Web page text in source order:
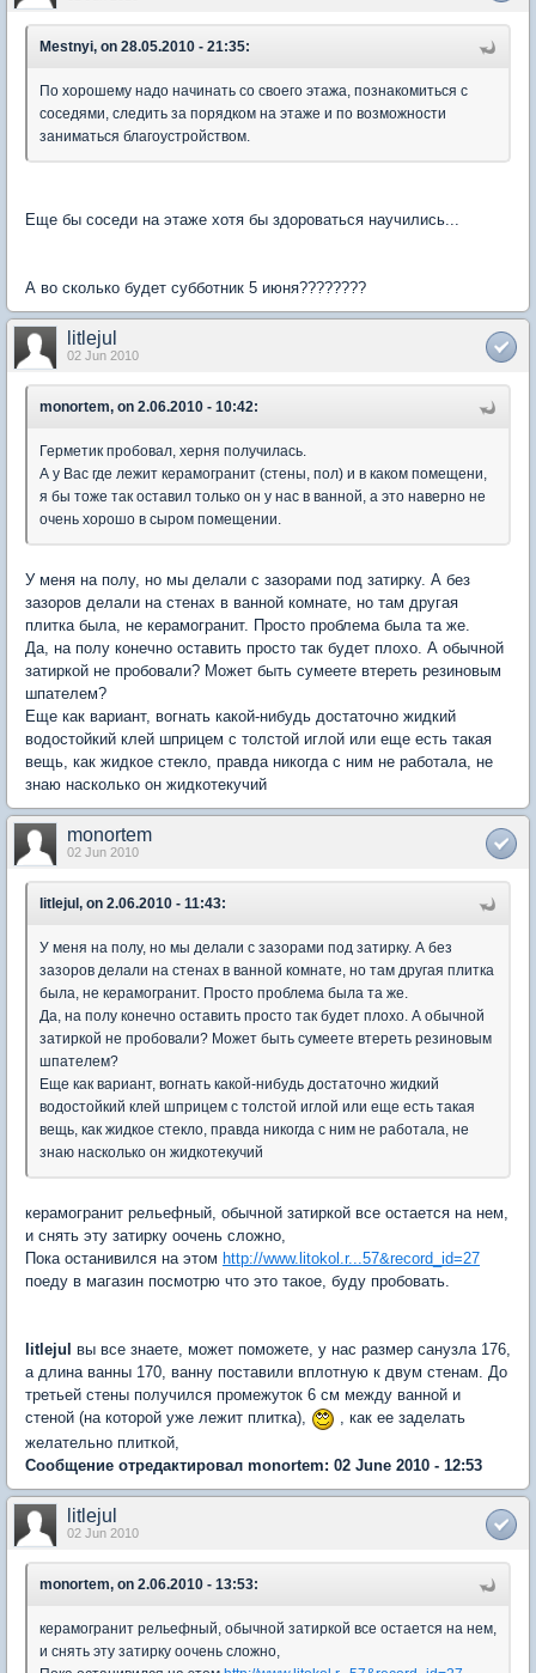
Mestnyi, on 28.05.2010 - 21:35:
По хорошему надо начинать со своего этажа, познакомиться с
соседями, следить за порядком на этаже и по возможности
заниматься благоустройством.
Еще бы соседи на этаже хотя бы здороваться научились...
А во сколько будет субботник 5 июня????????
litlejul
02 Jun 2010
monortem, on 2.06.2010 - 10:42:
Герметик пробовал, херня получилась.
А у Вас где лежит керамогранит (стены, пол) и в каком помещени,
я бы тоже так оставил только он у нас в ванной, а это наверно не
очень хорошо в сыром помещении.
У меня на полу, но мы делали с зазорами под затирку. А без
зазоров делали на стенах в ванной комнате, но там другая
плитка была, не керамогранит. Просто проблема была та же.
Да, на полу конечно оставить просто так будет плохо. А обычной
затиркой не пробовали? Может быть сумеете втереть резиновым
шпателем?
Еще как вариант, вогнать какой-нибудь достаточно жидкий
водостойкий клей шприцем с толстой иглой или еще есть такая
вещь, как жидкое стекло, правда никогда с ним не работала, не
знаю насколько он жидкотекучий
monortem
02 Jun 2010
litlejul, on 2.06.2010 - 11:43:
У меня на полу, но мы делали с зазорами под затирку. А без
зазоров делали на стенах в ванной комнате, но там другая плитка
была, не керамогранит. Просто проблема была та же.
Да, на полу конечно оставить просто так будет плохо. А обычной
затиркой не пробовали? Может быть сумеете втереть резиновым
шпателем?
Еще как вариант, вогнать какой-нибудь достаточно жидкий
водостойкий клей шприцем с толстой иглой или еще есть такая
вещь, как жидкое стекло, правда никогда с ним не работала, не
знаю насколько он жидкотекучий
керамогранит рельефный, обычной затиркой все остается на нем,
и снять эту затирку оочень сложно,
Пока останивился на этом http://www.litokol.r...57&record_id=27
поеду в магазин посмотрю что это такое, буду пробовать.
litlejul
вы все знаете, может поможете, у нас размер санузла 176,
а длина ванны 170, ванну поставили вплотную к двум стенам. До
третьей стены получился промежуток 6 см между ванной и
стеной (на которой уже лежит плитка),
, как ее заделать
желательно плиткой,
Сообщение отредактировал monortem: 02 June 2010 - 12:53
litlejul
02 Jun 2010
monortem, on 2.06.2010 - 13:53:
керамогранит рельефный, обычной затиркой все остается на нем,
и снять эту затирку оочень сложно,